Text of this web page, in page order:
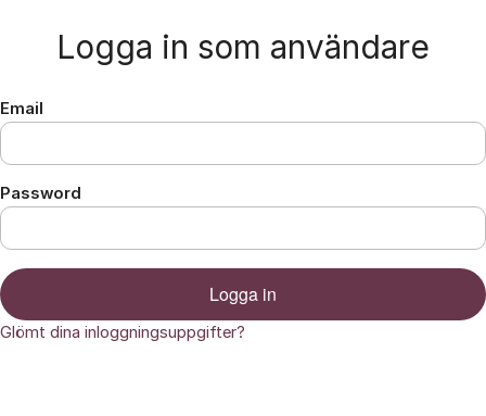
Logga in som användare
Email
Password
Logga in
Glömt dina inloggningsuppgifter?